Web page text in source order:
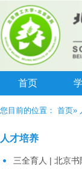
首页
您目前的位置： 首页»
人才培养
三全育人 | 北京